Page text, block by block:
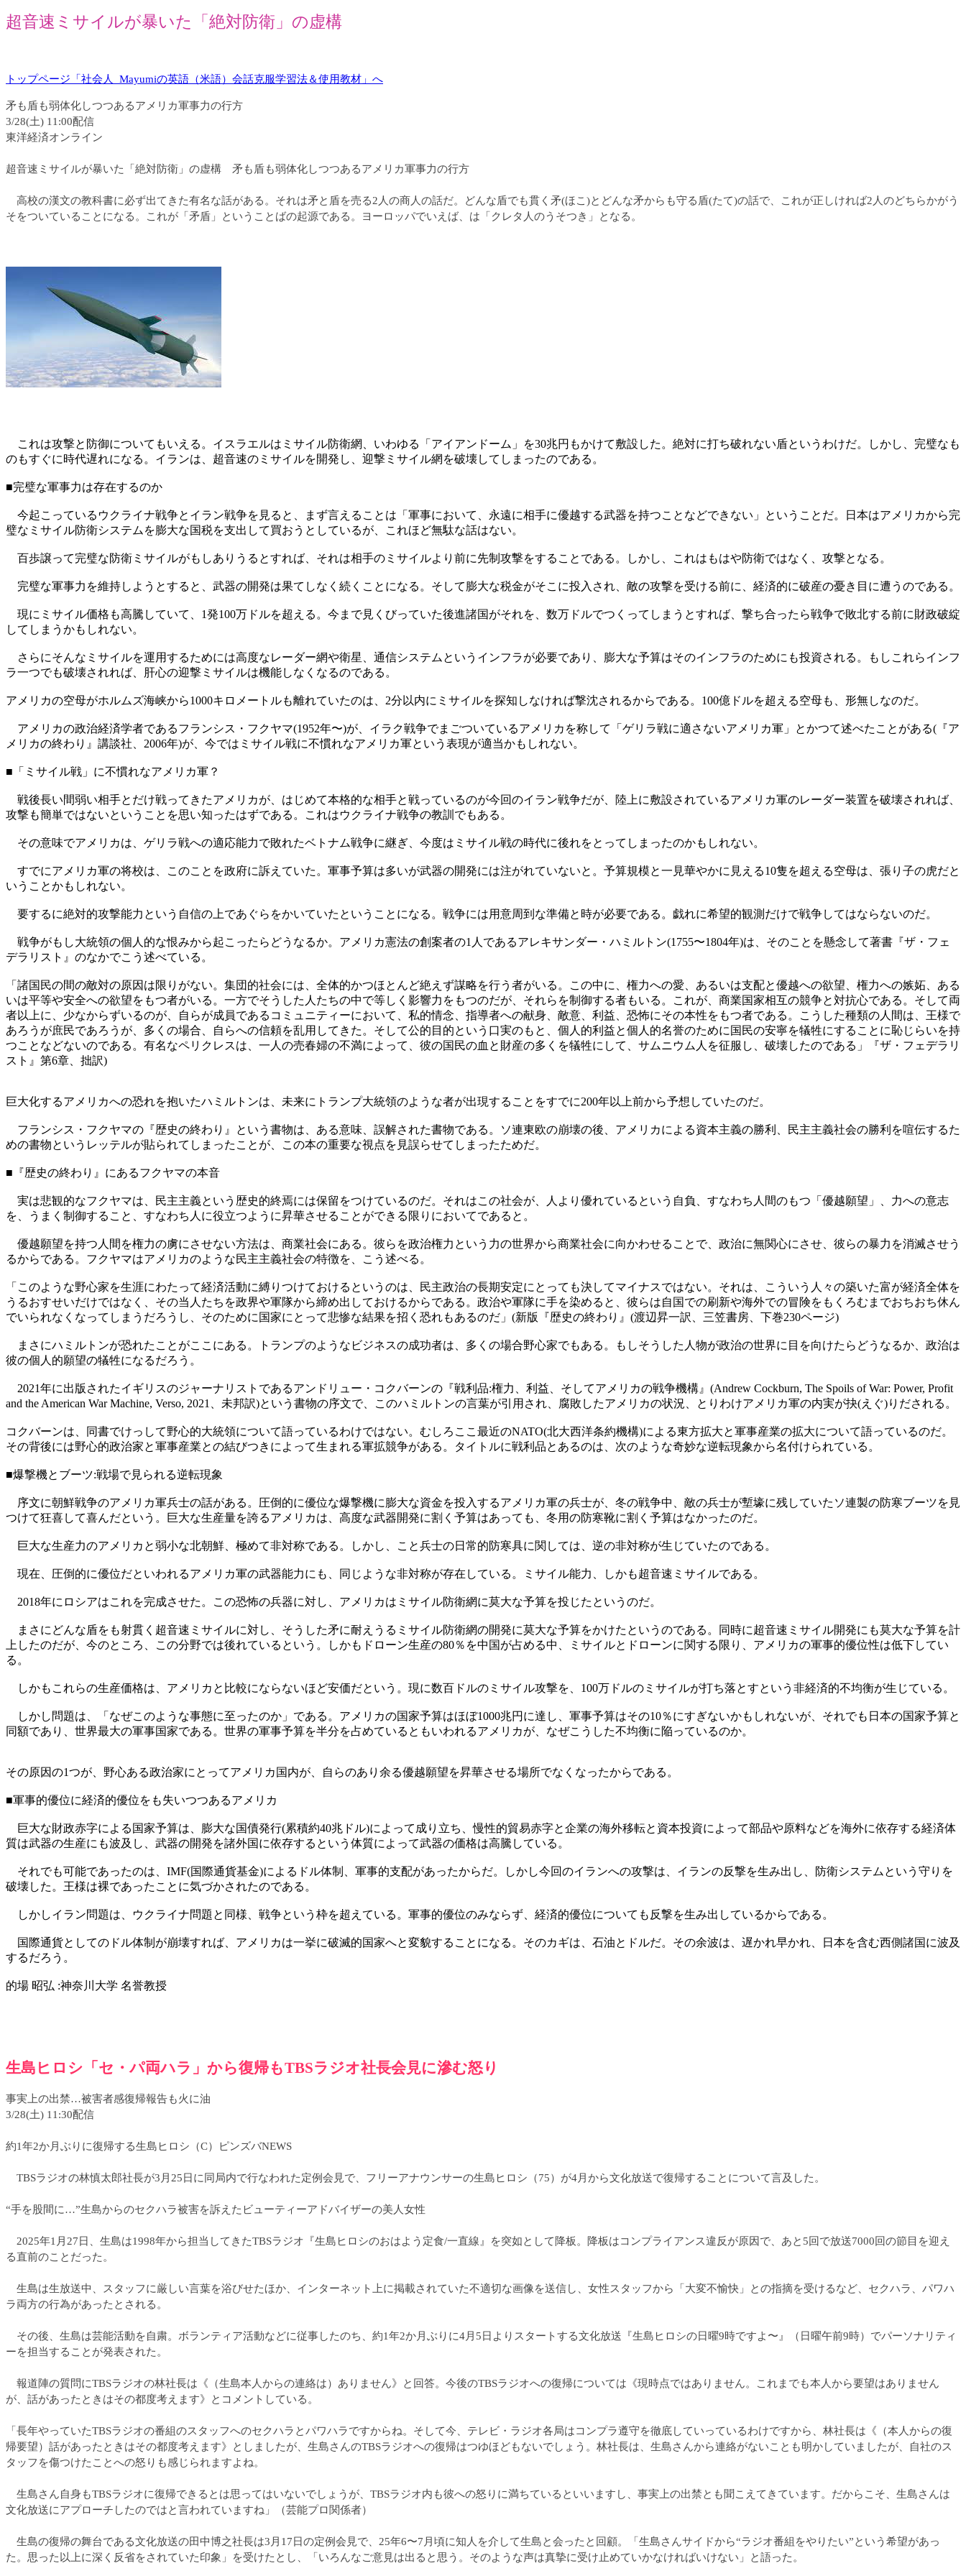
超音速ミサイルが暴いた「絶対防衛」の虚構
トップページ「社会人_Mayumiの英語（米語）会話克服学習法＆使用教材」へ
矛も盾も弱体化しつつあるアメリカ軍事力の行方
3/28(土) 11:00配信
東洋経済オンライン
超音速ミサイルが暴いた「絶対防衛」の虚構 矛も盾も弱体化しつつあるアメリカ軍事力の行方
高校の漢文の教科書に必ず出てきた有名な話がある。それは矛と盾を売る2人の商人の話だ。どんな盾でも貫く矛(ほこ)とどんな矛からも守る盾(たて)の話で、これが正しければ2人のどちらかがう
そをついていることになる。これが「矛盾」ということばの起源である。ヨーロッパでいえば、は「クレタ人のうそつき」となる。
これは攻撃と防御についてもいえる。イスラエルはミサイル防衛網、いわゆる「アイアンドーム」を30兆円もかけて敷設した。絶対に打ち破れない盾というわけだ。しかし、完璧なも
のもすぐに時代遅れになる。イランは、超音速のミサイルを開発し、迎撃ミサイル網を破壊してしまったのである。
■完璧な軍事力は存在するのか
今起こっているウクライナ戦争とイラン戦争を見ると、まず言えることは「軍事において、永遠に相手に優越する武器を持つことなどできない」ということだ。日本はアメリカから完
璧なミサイル防衛システムを膨大な国税を支出して買おうとしているが、これほど無駄な話はない。
百歩譲って完璧な防衛ミサイルがもしありうるとすれば、それは相手のミサイルより前に先制攻撃をすることである。しかし、これはもはや防衛ではなく、攻撃となる。
完璧な軍事力を維持しようとすると、武器の開発は果てしなく続くことになる。そして膨大な税金がそこに投入され、敵の攻撃を受ける前に、経済的に破産の憂き目に遭うのである。
現にミサイル価格も高騰していて、1発100万ドルを超える。今まで見くびっていた後進諸国がそれを、数万ドルでつくってしまうとすれば、撃ち合ったら戦争で敗北する前に財政破綻
してしまうかもしれない。
さらにそんなミサイルを運用するためには高度なレーダー網や衛星、通信システムというインフラが必要であり、膨大な予算はそのインフラのためにも投資される。もしこれらインフ
ラ一つでも破壊されれば、肝心の迎撃ミサイルは機能しなくなるのである。
アメリカの空母がホルムズ海峡から1000キロメートルも離れていたのは、2分以内にミサイルを探知しなければ撃沈されるからである。100億ドルを超える空母も、形無しなのだ。
アメリカの政治経済学者であるフランシス・フクヤマ(1952年〜)が、イラク戦争でまごついているアメリカを称して「ゲリラ戦に適さないアメリカ軍」とかつて述べたことがある(『ア
メリカの終わり』講談社、2006年)が、今ではミサイル戦に不慣れなアメリカ軍という表現が適当かもしれない。
■「ミサイル戦」に不慣れなアメリカ軍？
戦後長い間弱い相手とだけ戦ってきたアメリカが、はじめて本格的な相手と戦っているのが今回のイラン戦争だが、陸上に敷設されているアメリカ軍のレーダー装置を破壊されれば、
攻撃も簡単ではないということを思い知ったはずである。これはウクライナ戦争の教訓でもある。
その意味でアメリカは、ゲリラ戦への適応能力で敗れたベトナム戦争に継ぎ、今度はミサイル戦の時代に後れをとってしまったのかもしれない。
すでにアメリカ軍の将校は、このことを政府に訴えていた。軍事予算は多いが武器の開発には注がれていないと。予算規模と一見華やかに見える10隻を超える空母は、張り子の虎だと
いうことかもしれない。
要するに絶対的攻撃能力という自信の上であぐらをかいていたということになる。戦争には用意周到な準備と時が必要である。戯れに希望的観測だけで戦争してはならないのだ。
戦争がもし大統領の個人的な恨みから起こったらどうなるか。アメリカ憲法の創案者の1人であるアレキサンダー・ハミルトン(1755〜1804年)は、そのことを懸念して著書『ザ・フェ
デラリスト』のなかでこう述べている。
「諸国民の間の敵対の原因は限りがない。集団的社会には、全体的かつほとんど絶えず謀略を行う者がいる。この中に、権力への愛、あるいは支配と優越への欲望、権力への嫉妬、ある
いは平等や安全への欲望をもつ者がいる。一方でそうした人たちの中で等しく影響力をもつのだが、それらを制御する者もいる。これが、商業国家相互の競争と対抗心である。そして両
者以上に、少なからずいるのが、自らが成員であるコミュニティーにおいて、私的情念、指導者への献身、敵意、利益、恐怖にその本性をもつ者である。こうした種類の人間は、王様で
あろうが庶民であろうが、多くの場合、自らへの信頼を乱用してきた。そして公的目的という口実のもと、個人的利益と個人的名誉のために国民の安寧を犠牲にすることに恥じらいを持
つことなどないのである。有名なペリクレスは、一人の売春婦の不満によって、彼の国民の血と財産の多くを犠牲にして、サムニウム人を征服し、破壊したのである」『ザ・フェデラリ
スト』第6章、拙訳)
巨大化するアメリカへの恐れを抱いたハミルトンは、未来にトランプ大統領のような者が出現することをすでに200年以上前から予想していたのだ。
フランシス・フクヤマの『歴史の終わり』という書物は、ある意味、誤解された書物である。ソ連東欧の崩壊の後、アメリカによる資本主義の勝利、民主主義社会の勝利を喧伝するた
めの書物というレッテルが貼られてしまったことが、この本の重要な視点を見誤らせてしまったためだ。
■『歴史の終わり』にあるフクヤマの本音
実は悲観的なフクヤマは、民主主義という歴史的終焉には保留をつけているのだ。それはこの社会が、人より優れているという自負、すなわち人間のもつ「優越願望」、力への意志
を、うまく制御すること、すなわち人に役立つように昇華させることができる限りにおいてであると。
優越願望を持つ人間を権力の虜にさせない方法は、商業社会にある。彼らを政治権力という力の世界から商業社会に向かわせることで、政治に無関心にさせ、彼らの暴力を消滅させう
るからである。フクヤマはアメリカのような民主主義社会の特徴を、こう述べる。
「このような野心家を生涯にわたって経済活動に縛りつけておけるというのは、民主政治の長期安定にとっても決してマイナスではない。それは、こういう人々の築いた富が経済全体を
うるおすせいだけではなく、その当人たちを政界や軍隊から締め出しておけるからである。政治や軍隊に手を染めると、彼らは自国での刷新や海外での冒険をもくろむまでおちおち休ん
でいられなくなってしまうだろうし、そのために国家にとって悲惨な結果を招く恐れもあるのだ」(新版『歴史の終わり』(渡辺昇一訳、三笠書房、下巻230ページ)
まさにハミルトンが恐れたことがここにある。トランプのようなビジネスの成功者は、多くの場合野心家でもある。もしそうした人物が政治の世界に目を向けたらどうなるか、政治は
彼の個人的願望の犠牲になるだろう。
2021年に出版されたイギリスのジャーナリストであるアンドリュー・コクバーンの『戦利品:権力、利益、そしてアメリカの戦争機構』(Andrew Cockburn, The Spoils of War: Power, Profit
and the American War Machine, Verso, 2021、未邦訳)という書物の序文で、このハミルトンの言葉が引用され、腐敗したアメリカの状況、とりわけアメリカ軍の内実が抉(えぐ)りだされる。
コクバーンは、同書でけっして野心的大統領について語っているわけではない。むしろここ最近のNATO(北大西洋条約機構)による東方拡大と軍事産業の拡大について語っているのだ。
その背後には野心的政治家と軍事産業との結びつきによって生まれる軍拡競争がある。タイトルに戦利品とあるのは、次のような奇妙な逆転現象から名付けられている。
■爆撃機とブーツ:戦場で見られる逆転現象
序文に朝鮮戦争のアメリカ軍兵士の話がある。圧倒的に優位な爆撃機に膨大な資金を投入するアメリカ軍の兵士が、冬の戦争中、敵の兵士が塹壕に残していたソ連製の防寒ブーツを見
つけて狂喜して喜んだという。巨大な生産量を誇るアメリカは、高度な武器開発に割く予算はあっても、冬用の防寒靴に割く予算はなかったのだ。
巨大な生産力のアメリカと弱小な北朝鮮、極めて非対称である。しかし、こと兵士の日常的防寒具に関しては、逆の非対称が生じていたのである。
現在、圧倒的に優位だといわれるアメリカ軍の武器能力にも、同じような非対称が存在している。ミサイル能力、しかも超音速ミサイルである。
2018年にロシアはこれを完成させた。この恐怖の兵器に対し、アメリカはミサイル防衛網に莫大な予算を投じたというのだ。
まさにどんな盾をも射貫く超音速ミサイルに対し、そうした矛に耐えうるミサイル防衛網の開発に莫大な予算をかけたというのである。同時に超音速ミサイル開発にも莫大な予算を計
上したのだが、今のところ、この分野では後れているという。しかもドローン生産の80％を中国が占める中、ミサイルとドローンに関する限り、アメリカの軍事的優位性は低下してい
る。
しかもこれらの生産価格は、アメリカと比較にならないほど安価だという。現に数百ドルのミサイル攻撃を、100万ドルのミサイルが打ち落とすという非経済的不均衡が生じている。
しかし問題は、「なぜこのような事態に至ったのか」である。アメリカの国家予算はほぼ1000兆円に達し、軍事予算はその10％にすぎないかもしれないが、それでも日本の国家予算と
同額であり、世界最大の軍事国家である。世界の軍事予算を半分を占めているともいわれるアメリカが、なぜこうした不均衡に陥っているのか。
その原因の1つが、野心ある政治家にとってアメリカ国内が、自らのあり余る優越願望を昇華させる場所でなくなったからである。
■軍事的優位に経済的優位をも失いつつあるアメリカ
巨大な財政赤字による国家予算は、膨大な国債発行(累積約40兆ドル)によって成り立ち、慢性的貿易赤字と企業の海外移転と資本投資によって部品や原料などを海外に依存する経済体
質は武器の生産にも波及し、武器の開発を諸外国に依存するという体質によって武器の価格は高騰している。
それでも可能であったのは、IMF(国際通貨基金)によるドル体制、軍事的支配があったからだ。しかし今回のイランへの攻撃は、イランの反撃を生み出し、防衛システムという守りを
破壊した。王様は裸であったことに気づかされたのである。
しかしイラン問題は、ウクライナ問題と同様、戦争という枠を超えている。軍事的優位のみならず、経済的優位についても反撃を生み出しているからである。
国際通貨としてのドル体制が崩壊すれば、アメリカは一挙に破滅的国家へと変貌することになる。そのカギは、石油とドルだ。その余波は、遅かれ早かれ、日本を含む西側諸国に波及
するだろう。
的場 昭弘 :神奈川大学 名誉教授
生島ヒロシ「セ・パ両ハラ」から復帰もTBSラジオ社長会見に滲む怒り
事実上の出禁…被害者感復帰報告も火に油
3/28(土) 11:30配信
約1年2か月ぶりに復帰する生島ヒロシ（C）ピンズバNEWS
TBSラジオの林慎太郎社長が3月25日に同局内で行なわれた定例会見で、フリーアナウンサーの生島ヒロシ（75）が4月から文化放送で復帰することについて言及した。
“手を股間に…”生島からのセクハラ被害を訴えたビューティーアドバイザーの美人女性
2025年1月27日、生島は1998年から担当してきたTBSラジオ『生島ヒロシのおはよう定食/一直線』を突如として降板。降板はコンプライアンス違反が原因で、あと5回で放送7000回の節目を迎え
る直前のことだった。
生島は生放送中、スタッフに厳しい言葉を浴びせたほか、インターネット上に掲載されていた不適切な画像を送信し、女性スタッフから「大変不愉快」との指摘を受けるなど、セクハラ、パワハ
ラ両方の行為があったとされる。
その後、生島は芸能活動を自粛。ボランティア活動などに従事したのち、約1年2か月ぶりに4月5日よりスタートする文化放送『生島ヒロシの日曜9時ですよ〜』（日曜午前9時）でパーソナリティ
ーを担当することが発表された。
報道陣の質問にTBSラジオの林社長は《（生島本人からの連絡は）ありません》と回答。今後のTBSラジオへの復帰については《現時点ではありません。これまでも本人から要望はありません
が、話があったときはその都度考えます》とコメントしている。
「長年やっていたTBSラジオの番組のスタッフへのセクハラとパワハラですからね。そして今、テレビ・ラジオ各局はコンプラ遵守を徹底していっているわけですから、林社長は《（本人からの復
帰要望）話があったときはその都度考えます》としましたが、生島さんのTBSラジオへの復帰はつゆほどもないでしょう。林社長は、生島さんから連絡がないことも明かしていましたが、自社のス
タッフを傷つけたことへの怒りも感じられますよね。
生島さん自身もTBSラジオに復帰できるとは思ってはいないでしょうが、TBSラジオ内も彼への怒りに満ちているといいますし、事実上の出禁とも聞こえてきています。だからこそ、生島さんは
文化放送にアプローチしたのではと言われていますね」（芸能プロ関係者）
生島の復帰の舞台である文化放送の田中博之社長は3月17日の定例会見で、25年6〜7月頃に知人を介して生島と会ったと回顧。「生島さんサイドから“ラジオ番組をやりたい”という希望があっ
た。思った以上に深く反省をされていた印象」を受けたとし、「いろんなご意見は出ると思う。そのような声は真摯に受け止めていかなければいけない」と語った。